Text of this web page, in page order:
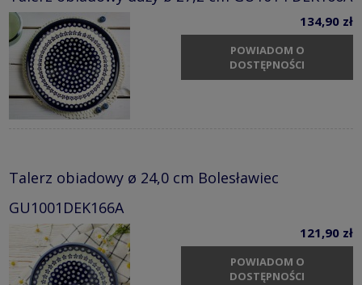
134,90 zł
POWIADOM O
DOSTĘPNOŚCI
Talerz obiadowy ø 24,0 cm Bolesławiec
GU1001DEK166A
121,90 zł
POWIADOM O
DOSTĘPNOŚCI